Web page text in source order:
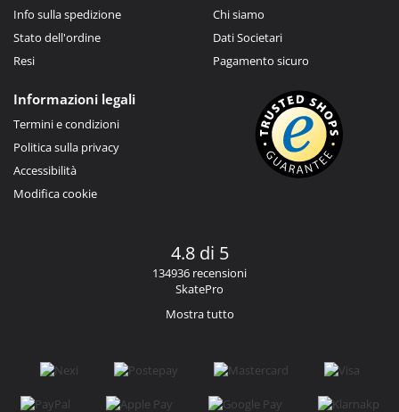
Info sulla spedizione
Stato dell'ordine
Resi
Chi siamo
Dati Societari
Pagamento sicuro
Informazioni legali
Termini e condizioni
Politica sulla privacy
Accessibilità
Modifica cookie
4.8 di 5
134936 recensioni
SkatePro
Mostra tutto